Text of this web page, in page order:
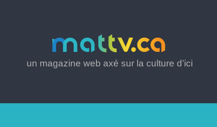
un magazine web axé sur la culture d’ici